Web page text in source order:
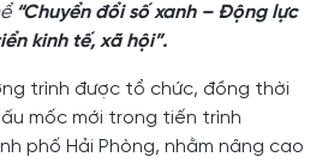
“Chuyển đổi số xanh – Động lực
kinh tế, xã hội”.
trình được tổ chức, đồng thời
mốc mới trong tiến trình
phố Hải Phòng, nhằm nâng cao